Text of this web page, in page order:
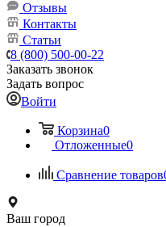
Отзывы
Контакты
Статьи
8 (800) 500-00-22
Заказать звонок
Задать вопрос
Войти
Корзина0
Отложенные0
Сравнение товаров
Ваш город